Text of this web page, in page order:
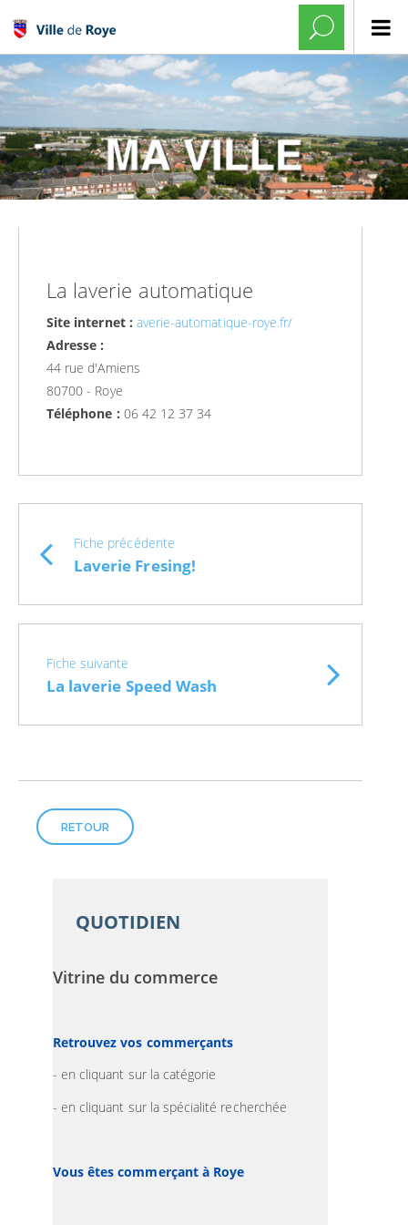
La laverie automatique
Site internet : averie-automatique-roye.fr/
Adresse :
44 rue d'Amiens
80700 - Roye
Téléphone : 06 42 12 37 34
Fiche précédente
Laverie Fresing!
Fiche suivante
La laverie Speed Wash
RETOUR
QUOTIDIEN
Vitrine du commerce
Retrouvez vos commerçants
- en cliquant sur la catégorie
- en cliquant sur la spécialité recherchée
Vous êtes commerçant à Roye